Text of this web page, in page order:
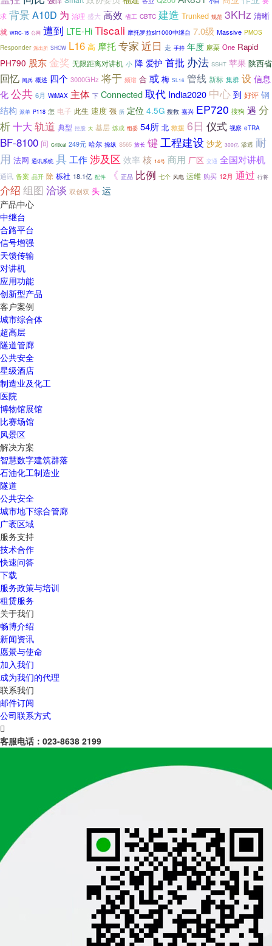
求 背景A10D 为 治理 盛大 高效 省工 CBTC 建造 Trunked 规范 3KHz 清晰
就 WRC-15 公网 遭到 LTE-HiTiscali 摩托罗拉slr1000中继台 7.0级 Massive PMOS
Responder 派出所 SHOW L16 高 摩托专家 近日 走 手持 年度 麻栗 One Rapid
PH790 股东 金奖 无限距离对讲机 小 降 爱护 首批 办法 SSHT 苹果 陕西省
回忆 阅兵 概述 四个 3000GHz 将于 频谱 合 或 梅 SL16 管线 新标 集群 设 信息
化 公共 6月 WiMAX 主体 下 Connected取代 India2020 中心 到 好评 钢
结构 派单 P118 怎 电子 此生 速度 强 所 定位 4.5G 搜救 嘉兴 EP720 搜狗 遇 分
析十大 轨道 典型 控股 大 基层 炼成 组委 54所 北 救援 6日 仪式 视察 eTRA
BF-8100 间 Critical 249元 哈尔 操纵 S565 旅长 键工程建设 沙龙 300亿 渗透 耐
用 法网 通讯系统 具 工作涉及区 效率 核 14号 商用 厂区 交通 全国对讲机
通讯 备案 品开 除 栎社 18.1亿 配件 《 正品 比例 七个 风电 运维 购买 12月 通过 行将
介绍 组图 洽谈 双创双 头 运
产品中心
中继台
合路平台
信号增强
天馈传输
对讲机
应用功能
创新型产品
客户案例
城市综合体
超高层
隧道管廊
公共安全
星级酒店
制造业及化工
医院
博物馆展馆
比赛场馆
风景区
解决方案
智慧数字建筑群落
石油化工制造业
隧道
公共安全
城市地下综合管廊
广袤区域
服务支持
技术合作
快速问答
下载
服务政策与培训
租赁服务
关于我们
畅博介绍
新闻资讯
愿景与使命
加入我们
成为我们的代理
联系我们
邮件订阅
公司联系方式

客服电话： 023-8638 2199